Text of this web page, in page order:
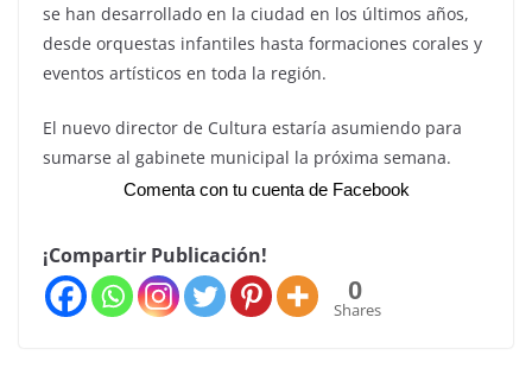
se han desarrollado en la ciudad en los últimos años,
desde orquestas infantiles hasta formaciones corales y
eventos artísticos en toda la región.
El nuevo director de Cultura estaría asumiendo para
sumarse al gabinete municipal la próxima semana.
Comenta con tu cuenta de Facebook
¡Compartir Publicación!
0
Shares